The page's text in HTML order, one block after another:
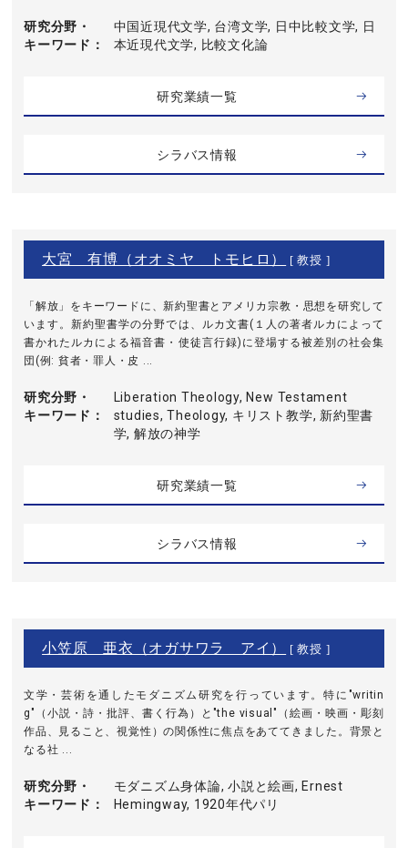
研究分野・
キーワード
中国近現代文学, 台湾文学, 日中比較文学, 日
本近現代文学, 比較文化論
研究業績一覧
シラバス情報
大宮 有博（オオミヤ トモヒロ） [ 教授 ]
「解放」をキーワードに、新約聖書とアメリカ宗教・思想を研究して
います。新約聖書学の分野では、ルカ文書(１人の著者ルカによって
書かれたルカによる福音書・使徒言行録)に登場する被差別の社会集
団(例: 貧者・罪人・皮 ...
研究分野・
キーワード
Liberation Theology, New Testament
studies, Theology, キリスト教学, 新約聖書
学, 解放の神学
研究業績一覧
シラバス情報
小笠原 亜衣（オガサワラ アイ） [ 教授 ]
文学・芸術を通したモダニズム研究を行っています。特に"writin
g"（小説・詩・批評、書く行為）と"the visual"（絵画・映画・彫刻
作品、見ること、視覚性）の関係性に焦点をあててきました。背景と
なる社 ...
研究分野・
キーワード
モダニズム身体論, 小説と絵画, Ernest
Hemingway, 1920年代パリ